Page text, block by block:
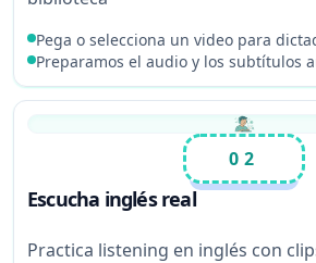
Pega o selecciona un video para
Preparamos el audio y los subtítulos
02
Escucha inglés real
Practica listening en inglés con